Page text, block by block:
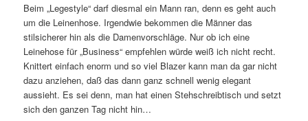
Beim „Legestyle“ darf diesmal ein Mann ran, denn es geht auch
um die Leinenhose. Irgendwie bekommen die Männer das
stilsicherer hin als die Damenvorschläge. Nur ob ich eine
Leinehose für „Business“ empfehlen würde weiß ich nicht recht.
Knittert einfach enorm und so viel Blazer kann man da gar nicht
dazu anziehen, daß das dann ganz schnell wenig elegant
aussieht. Es sei denn, man hat einen Stehschreibtisch und setzt
sich den ganzen Tag nicht hin…